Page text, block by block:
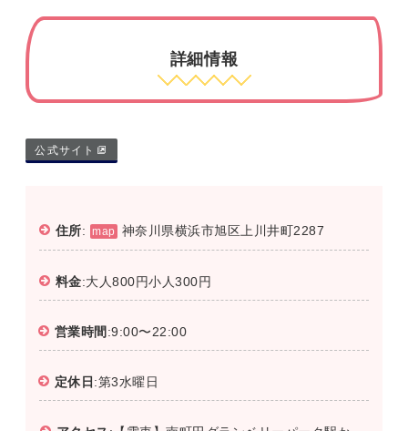
詳細情報
公式サイト
住所: map 神奈川県横浜市旭区上川井町2287
料金:大人800円小人300円
営業時間 :9:00〜22:00
定休日 :第3水曜日